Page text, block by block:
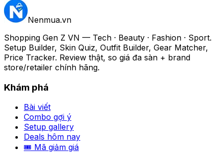
Nenmua.vn
Shopping Gen Z VN — Tech · Beauty · Fashion · Sport.
Setup Builder, Skin Quiz, Outfit Builder, Gear Matcher,
Price Tracker. Review thật, so giá đa sàn + brand
store/retailer chính hãng.
Khám phá
Bài viết
Combo gợi ý
Setup gallery
Deals hôm nay
🎟 Mã giảm giá